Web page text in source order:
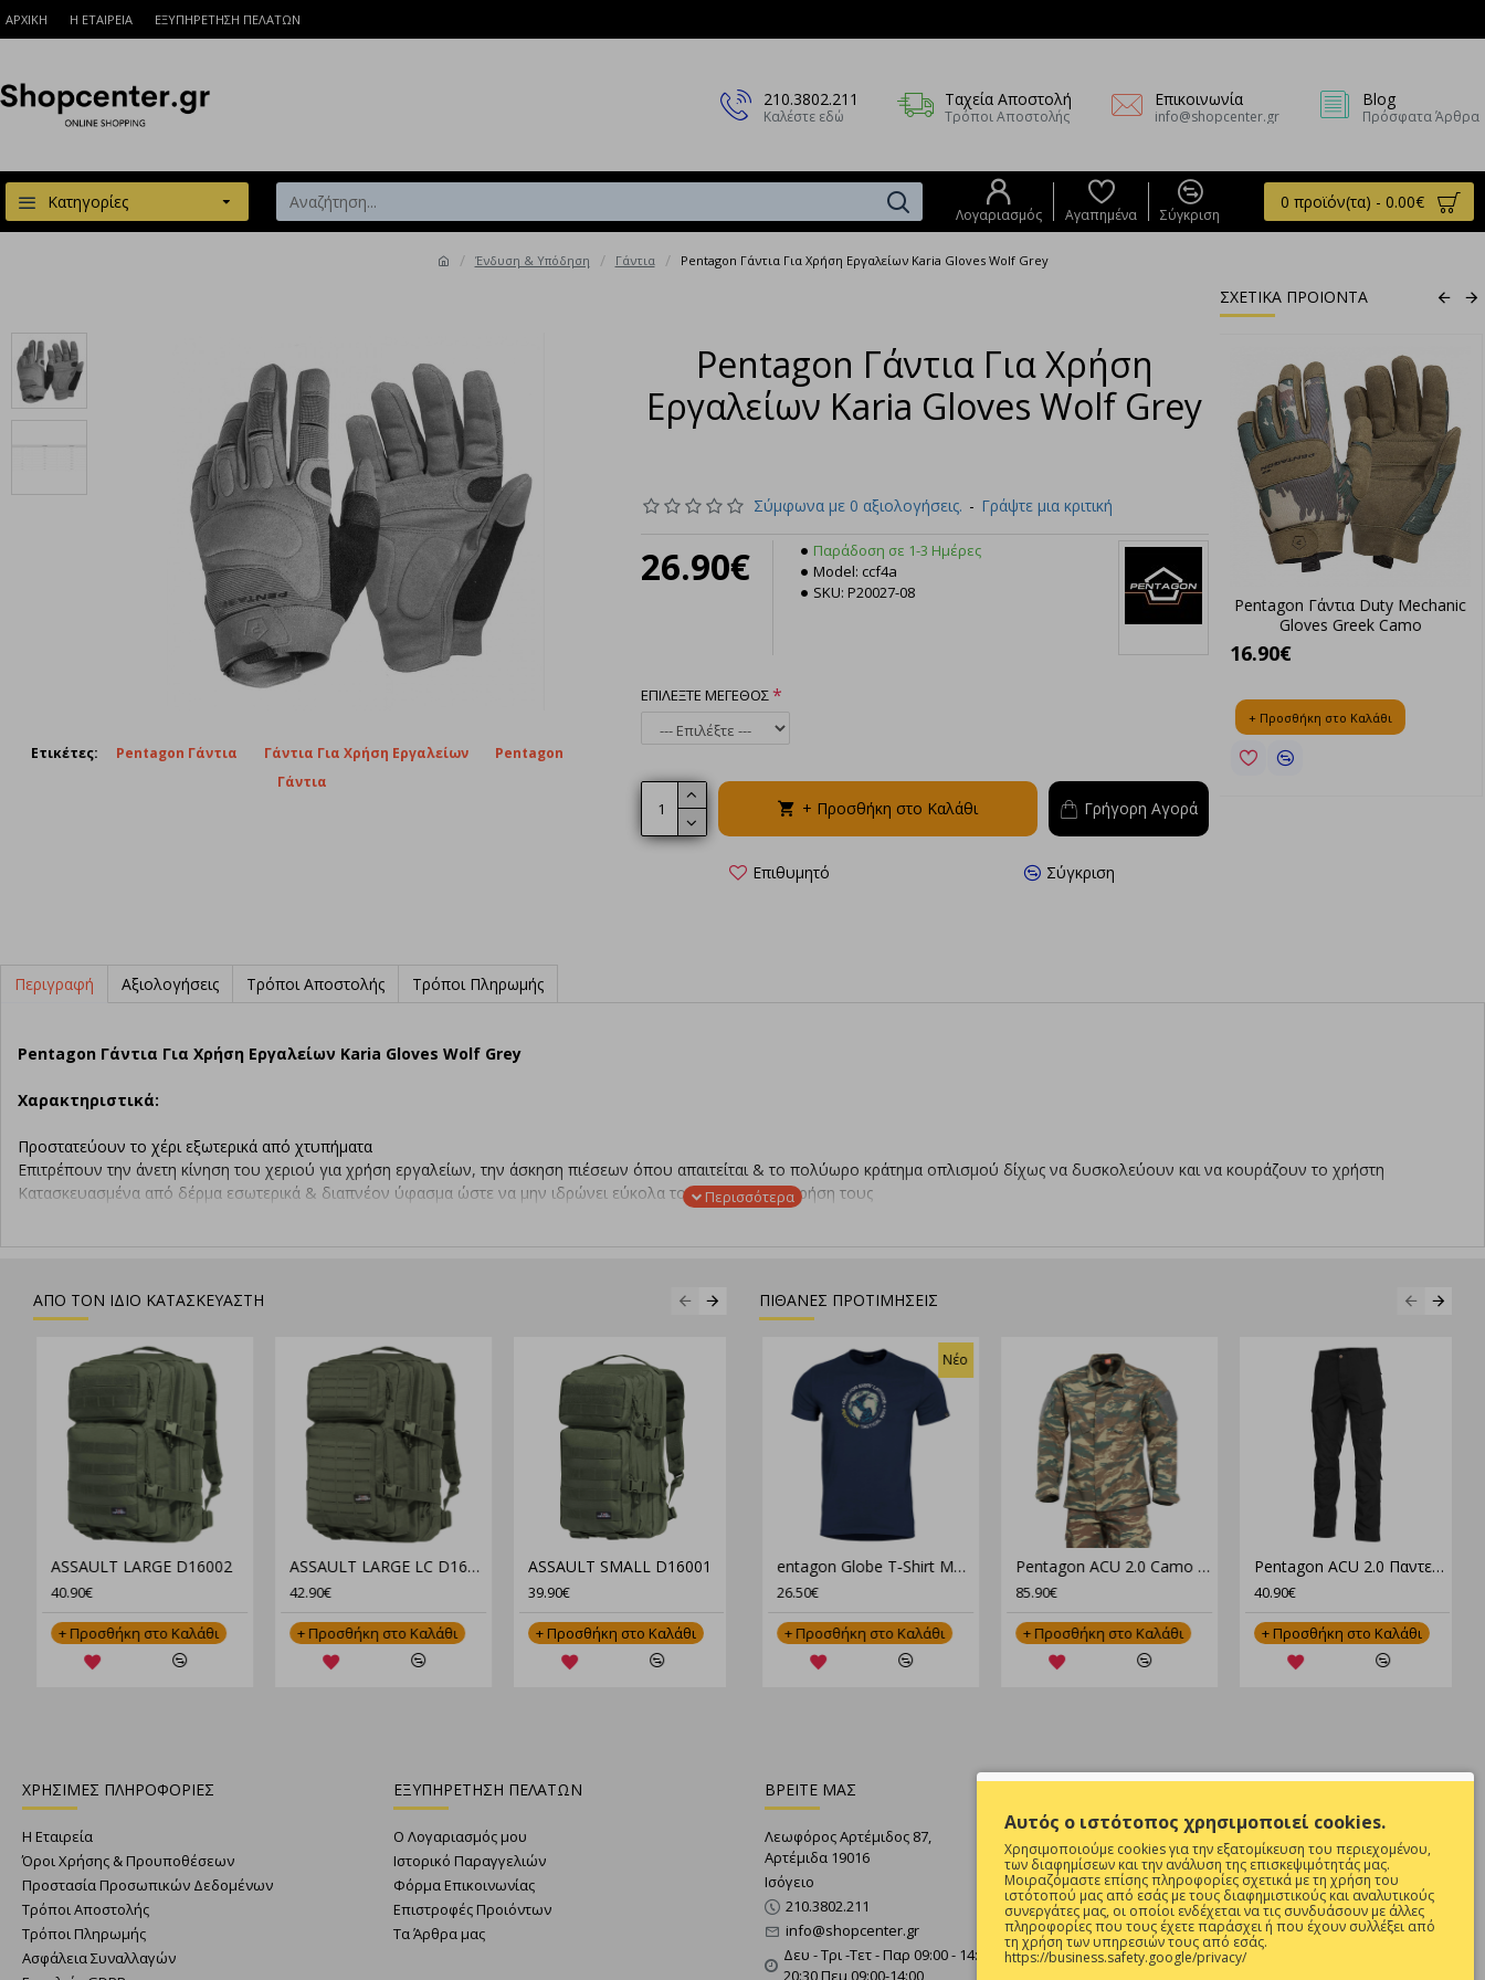
ΑΡΧΙΚΗ Η ΕΤΑΙΡΕΙΑ ΕΞΥΠΗΡΕΤΗΣΗ ΠΕΛΑΤΩΝ
210.3802.211
Καλέστε εδώ
Ταχεία Αποστολή
Τρόποι Αποστολής
Επικοινωνία
info@shopcenter.gr
Blog
Πρόσφατα Άρθρα
Κατηγορίες
Λογαριασμός Αγαπημένα Σύγκριση
0 προϊόν(τα) - 0.00€
Ένδυση & Υπόδηση Γάντια Pentagon Γάντια Για Χρήση Εργαλείων Karia Gloves Wolf Grey
Ετικέτες: Pentagon Γάντια Γάντια Για Χρήση Εργαλείων
Pentagon
Γάντια
Pentagon Γάντια Για Χρήση
Εργαλείων Karia Gloves Wolf Grey
Σύμφωνα με 0 αξιολογήσεις. - Γράψτε μια κριτική
26.90€
Παράδοση σε 1-3 Ημέρες
Model: ccf4a
SKU: P20027-08
ΕΠΙΛΕΞΤΕ ΜΕΓΕΘΟΣ
+ Προσθήκη στο Καλάθι Γρήγορη Αγορά
Επιθυμητό Σύγκριση
ΣΧΕΤΙΚΑ ΠΡΟΙΟΝΤΑ
Pentagon Γάντια Duty Mechanic
Pentagon Γάντια Duty Mechanic
Gloves Greek Camo
+ Προσθήκη στο Καλάθι
Pentagon
Εργαλείων
Περιγραφή Αξιολογήσεις Τρόποι Αποστολής Τρόποι Πληρωμής
Pentagon Γάντια Για Χρήση Εργαλείων Karia Gloves Wolf Grey
Χαρακτηριστικά:
Προστατεύουν το χέρι εξωτερικά από χτυπήματα
Επιτρέπουν την άνετη κίνηση του χεριού για χρήση εργαλείων, την άσκηση πιέσεων όπου απαιτείται & το πολύωρο κράτημα οπλισμού δίχως να δυσκολεύουν και να κουράζουν το χρήστη
Κατασκευασμένα από δέρμα εσωτερικά & διαπνέον ύφασμα ώστε να μην ιδρώνει εύκολα το χέρι κατά την χρήση τους
Επιτρέπουν την αναπνοή του χεριού
ΑΠΟ ΤΟΝ ΙΔΙΟ ΚΑΤΑΣΚΕΥΑΣΤΗ
Νέο
"Pentagon Κοντομάνικο Πουκάμισο Ripple Sunproof K02028 – Ανθεκτικό, Ελαφρύ & Αντηλιακό"
66.90€
+ Προσθήκη στο Καλάθι
ASSAULT LARGE D16002
40.90€
+ Προσθήκη στο Καλάθι
ASSAULT LARGE LC D16006
42.90€
+ Προσθήκη στο Καλάθι
ASSAULT SMALL D16001
39.90€
+ Προσθήκη στο Καλάθι
ΠΙΘΑΝΕΣ ΠΡΟΤΙΜΗΣΕΙΣ
Pentagon Lycos Camo Short Pants K05059-CAMO – Tactical Βερμούδα σε Παραλλαγή για Απόλυτη Απόδοση
37.90€
+ Προσθήκη στο Καλάθι
Νέο
"Pentagon Κοντομάνικο Πουκάμισο Ripple Sunproof K02028 – Ανθεκτικό, Ελαφρύ & Αντηλιακό"
66.90€
+ Προσθήκη στο Καλάθι
entagon Globe T‑Shirt Μπλουζάκι K09055 – 100% Βαμβάκι, 190Gsm, Comfort Fit
26.50€
+ Προσθήκη στο Καλάθι
Pentagon ACU 2.0 Camo Στολή Παραλλαγής Set – Μπλούζα & Παντελόνι για Tactical Χρήση
85.90€
+ Προσθήκη στο Καλάθι
ΧΡΗΣΙΜΕΣ ΠΛΗΡΟΦΟΡΙΕΣ
Η Εταιρεία
Όροι Χρήσης & Προυποθέσεων
Προστασία Προσωπικών Δεδομένων
Τρόποι Αποστολής
Τρόποι Πληρωμής
Ασφάλεια Συναλλαγών
ΕΞΥΠΗΡΕΤΗΣΗ ΠΕΛΑΤΩΝ
Ο Λογαριασμός μου
Ιστορικό Παραγγελιών
Φόρμα Επικοινωνίας
Επιστροφές Προιόντων
Τα Άρθρα μας
ΒΡΕΙΤΕ ΜΑΣ
Λεωφόρος Αρτέμιδος 87,
Αρτέμιδα 19016
Ισόγειο
210.3802.211
info@shopcenter.gr
Δευ - Τρι -Τετ - Παρ 09:00 - 14:00 ΚΑΙ 17:00-
20:30 Πεμ 09:00-14:00
Θες να είσαι ενήμερος για όλες τις
προσφορές ;
Εγγραφή
Συμπληρώστε την επαλήθευση captcha
παρακάτω
Αυτός ο ιστότοπος χρησιμοποιεί cookies.
Χρησιμοποιούμε cookies για την εξατομίκευση του περιεχομένου,
των διαφημίσεων και την ανάλυση της επισκεψιμότητάς μας.
Μοιραζόμαστε επίσης πληροφορίες σχετικά με τη χρήση του
ιστότοπού μας από εσάς με τους διαφημιστικούς και αναλυτικούς
συνεργάτες μας, οι οποίοι ενδέχεται να τις συνδυάσουν με άλλες
πληροφορίες που τους έχετε παράσχει ή που έχουν συλλέξει από
τη χρήση των υπηρεσιών τους από εσάς.
https://business.safety.google/privacy/